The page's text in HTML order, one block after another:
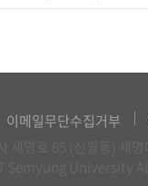
이메일무단수집거부